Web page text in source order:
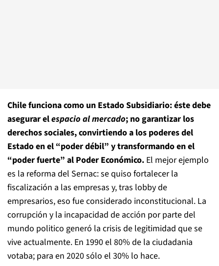
Chile funciona como un Estado Subsidiario: éste debe
asegurar elespacio al mercado; no garantizar los
derechos sociales, convirtiendo a los poderes del
Estado en el “poder débil” y transformando en el
“poder fuerte” al Poder Económico. El mejor ejemplo
es la reforma del Sernac: se quiso fortalecer la
fiscalización a las empresas y, tras lobby de
empresarios, eso fue considerado inconstitucional. La
corrupción y la incapacidad de acción por parte del
mundo politico generó la crisis de legitimidad que se
vive actualmente. En 1990 el 80% de la ciudadania
votaba; para en 2020 sólo el 30% lo hace.